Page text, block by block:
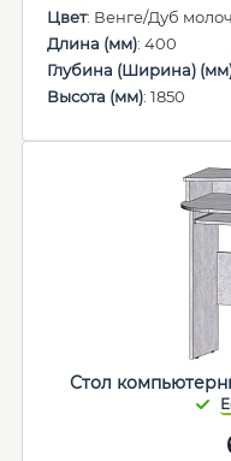
Цвет: Венге/Дуб
Длина (мм): 400
Глубина (Ширина)
Высота (мм): 1850
Стол